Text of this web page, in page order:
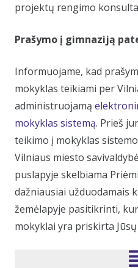
projektų rengimo
Prašymo į gimnaziją
Informuojame, kad
mokyklas teikiami per
administruojamą
mokyklas sistemą. Prieš
teikimo į mokyklas
Vilniaus miesto
puslapyje skelbiama
dažniausiai užduodamais
žemėlapyje pasitikrinti,
mokyklai yra priskirta